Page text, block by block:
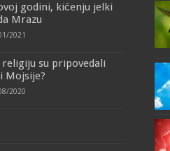
godini, kićenju jelki
Mrazu
2021
religiju su pripovedali
Mojsije?
2020